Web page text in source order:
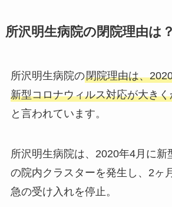
所沢明生病院の閉院理由は？
所沢明生病院の閉院理由は、
新型コロナウィルス対応が大き
と言われています。
所沢明生病院は、2020年4月に新
の院内クラスターを発生し、2ヶ
急の受け入れを停止。